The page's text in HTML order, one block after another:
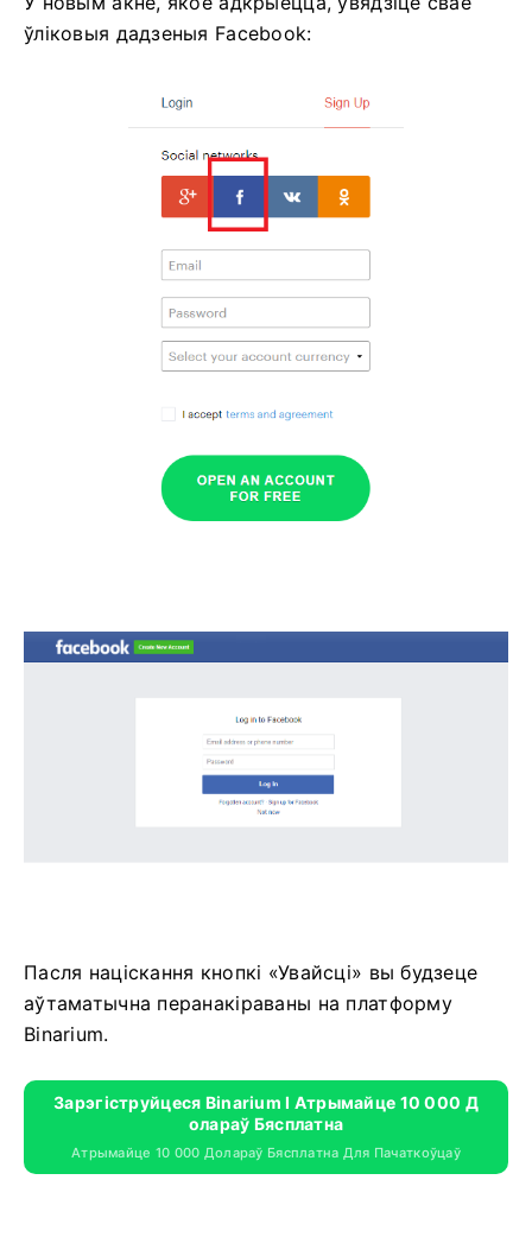
ўліковыя дадзеныя Facebook:
Пасля націскання кнопкі «Увайсці» вы будзеце
аўтаматычна перанакіраваны на платформу
Binarium.
Зарэгіструйцеся Binarium І Атрымайце 10 000 Д
Олараў Бясплатна
Атрымайце 10 000 Долараў Бясплатна Для Пачаткоўцаў